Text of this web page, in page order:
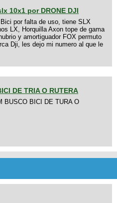
10x1 por DRONE DJI
por falta de uso, tiene SLX
LX, Horquilla Axon tope de gama
y amortiguador FOX permuto
Dji, les dejo mi numero al que le
DE TRIA O RUTERA
BUSCO BICI DE TURA O